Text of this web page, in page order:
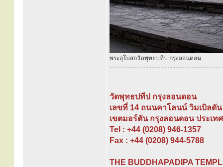
พระอุโบสถวัดพุทธปทีป กรุงลอนดอน
............................................................................
วัดพุทธปทีป กรุงลอนดอน
เลขที่ 14 ถนนคาโลนน์ วิมเบิลดัน
เขตมอร์ตัน กรุงลอนดอน ประเท
Tel : +44 (0208) 946-1357
Fax : +44 (0208) 944-5788
THE BUDDHAPADIPA